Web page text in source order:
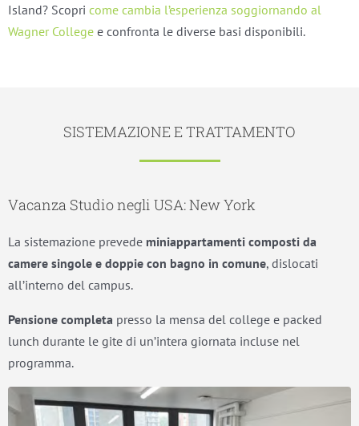
Island? Scopri come cambia l’esperienza soggiornando al
Wagner College e confronta le diverse basi disponibili.
SISTEMAZIONE E TRATTAMENTO
Vacanza Studio negli USA: New York
La sistemazione prevede miniappartamenti composti da
camere singole e doppie con bagno in comune, dislocati
all’interno del campus.
Pensione completa presso la mensa del college e packed
lunch durante le gite di un’intera giornata incluse nel
programma.